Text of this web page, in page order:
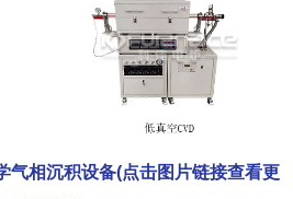
气相沉积设备(点击图片链接查看更